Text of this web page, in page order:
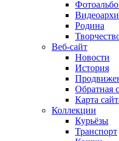
Родина
Веб-сайт
Новости
История
Обратная
Карта
Коллекции
Курьёзы
Транспорт